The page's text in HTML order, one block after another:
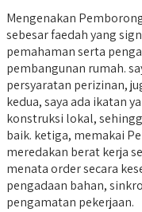
Mengenakan
sebesar faedah yang
pemahaman serta
pembangunan rumah.
persyaratan perizinan,
kedua, saya ada ikatan
konstruksi lokal,
baik. ketiga, memakai
meredakan berat kerja
menata order secara
pengadaan bahan,
pengamatan pekerjaan.